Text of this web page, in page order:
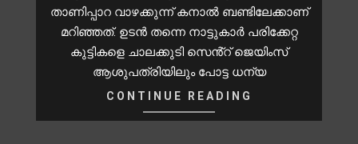
താണിപ്പാറ വാഴക്കുന്ന് കനാൽ ബണ്ടിലേക്കാണ്
മറിഞ്ഞത്. ഉടൻ തന്നെ നാട്ടുകാർ പരിക്കേറ്റ
കുട്ടികളെ ചാലക്കുടി സെൻ്റ് ജെയിംസ്
ആശുപത്രിയിലും പോട്ട ധന്യ
CONTINUE READING